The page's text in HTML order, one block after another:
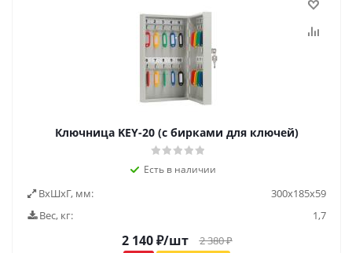
Ключница KEY-20 (с бирками для ключей)
Есть в наличии
ВxШxГ, мм:
300x185x59
Вес, кг:
1,7
2 140₽/шт 2 380₽